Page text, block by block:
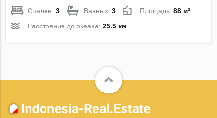
Спален:3 Ванных:3 Площадь:88 м²
Расстояние до океана:25.5 км